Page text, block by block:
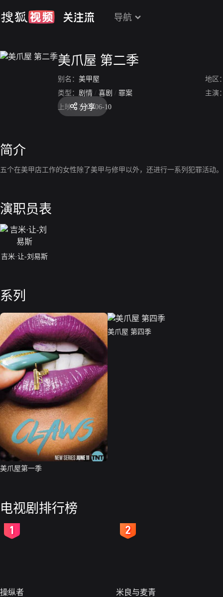
导航
美爪屋 第二季
别名： 美甲屋
地区
类型： 剧情 / 喜剧 / 罪案
主演
上映： 2018-06-10
分享
简介
五个在美甲店工作的女性除了美甲与修甲以外，还进行一系列犯罪活动。
演职员表
吉米·让-刘易斯
系列
美爪屋第一季
美爪屋 第四季
电视剧排行榜
操纵者 米良与麦青